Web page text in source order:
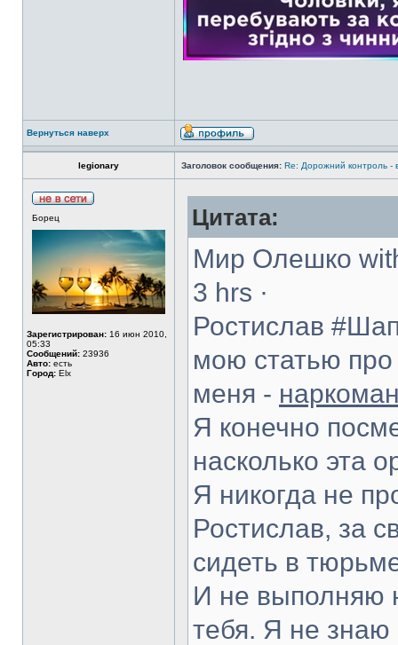
Вернуться наверх
legionary Заголовок сообщения: Re: Дорожний контроль -
Борец
Зарегистрирован: 16 июн 2010,
05:33
Сообщений: 23936
Авто: есть
Город: Elx
Цитата:
Мир Олешко
3 hrs ·
Ростислав
мою статью
меня -
Я конечно
насколько эта
Я никогда не
Ростислав, за
сидеть в
И не выполняю
тебя. Я не знаю